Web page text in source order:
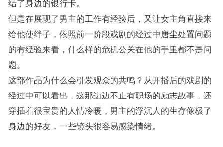
结了身边的银行卡。
但是在展现了男主的工作有经验后，又让女主角直接来
给他使绊子，依照前一阶段戏剧的经过中唐尘处置问题
的有经验来看，什么样的危机公关在他的手里都不是问
题。
这部作品为什么会引发观众的共鸣？从开播后的戏剧的
经过中可以看出，这那边边不止有职场的励志故事，还
穿插着很宝贵的人情冷暖，男主的浮沉人的生存像极了
身边的好友，一些镜头很容易感染情绪。